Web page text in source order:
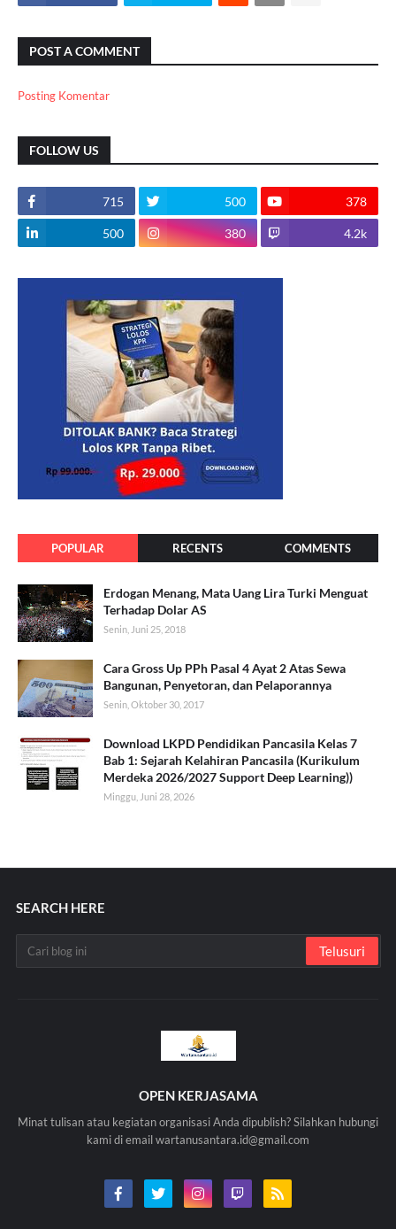
POST A COMMENT
Posting Komentar
FOLLOW US
715 500 378
500 380 4.2k
POPULAR RECENTS COMMENTS
Erdogan Menang, Mata Uang Lira Turki Menguat
Terhadap Dolar AS
Senin, Juni 25, 2018
Cara Gross Up PPh Pasal 4 Ayat 2 Atas Sewa
Bangunan, Penyetoran, dan Pelaporannya
Senin, Oktober 30, 2017
Download LKPD Pendidikan Pancasila Kelas 7
Bab 1: Sejarah Kelahiran Pancasila (Kurikulum
Merdeka 2026/2027 Support Deep Learning))
Minggu, Juni 28, 2026
SEARCH HERE
OPEN KERJASAMA
Minat tulisan atau kegiatan organisasi Anda dipublish? Silahkan hubungi
kami di email wartanusantara.id@gmail.com